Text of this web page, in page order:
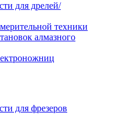
для дрелей/
техники
алмазного
для фрезеров